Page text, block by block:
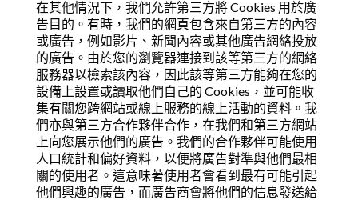
在其他情況下，我們允許第三方將 Cookies 用於廣
告目的。有時，我們的網頁包含來自第三方的內容
或廣告，例如影片、新聞內容或其他廣告網絡投放
的廣告。由於您的瀏覽器連接到該等第三方的網絡
服務器以檢索該內容，因此該等第三方能夠在您的
設備上設置或讀取他們自己的 Cookies，並可能收
集有關您跨網站或線上服務的線上活動的資料。我
們亦與第三方合作夥伴合作，在我們和第三方網站
上向您展示他們的廣告。我們的合作夥伴可能使用
人口統計和偏好資料，以便將廣告對準與他們最相
關的使用者。這意味著使用者會看到最有可能引起
他們興趣的廣告，而廣告商會將他們的信息發送給